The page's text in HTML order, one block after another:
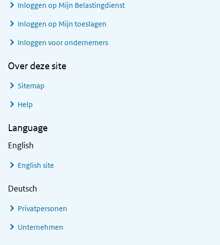
Inloggen op Mijn Belastingdienst
Inloggen op Mijn toeslagen
Inloggen voor ondernemers
Over deze site
Sitemap
Help
Language
English
English site
Deutsch
Privatpersonen
Unternehmen